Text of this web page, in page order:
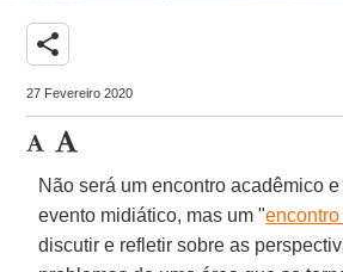
share
27 Fevereiro 2020
Não será um encontro acadêmico
evento midiático, mas um "
discutir e refletir sobre as